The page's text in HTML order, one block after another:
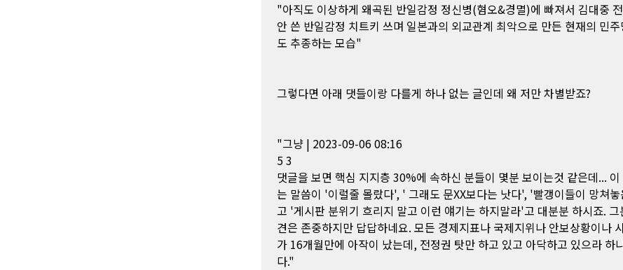
"아직도 이상하게 왜곡된 반일감정 정신병(혐오&경멸)에 빠져서 김대중
안 쓴 반일감정 치트키 쓰며 일본과의 외교관계 최악으로 만든 현재의 민주
도 추종하는 모습"
그렇다면 아래 댓들이랑 다를게 하나 없는 글인데 왜 저만 차별받죠?
"그냥 | 2023-09-06 08:16
5 3
댓글을 보면 핵심 지지층 30%에 속하신 분들이 몇분 보이는것 같은데... 이
는 말씀이 '이럴줄 몰랐다', ' 그래도 문XX보다는 낫다', '빨갱이들이 망쳐놓
고 '게시판 분위기 흐리지 말고 이런 얘기는 하지말라'고 대분분 하시죠. 그
견은 존중하지만 답답하네요. 모든 경제지표나 국제지위나 안보상황이나
가 16개월만에 아작이 났는데, 전정권 탓만 하고 있고 아닥하고 있으라 하
다."